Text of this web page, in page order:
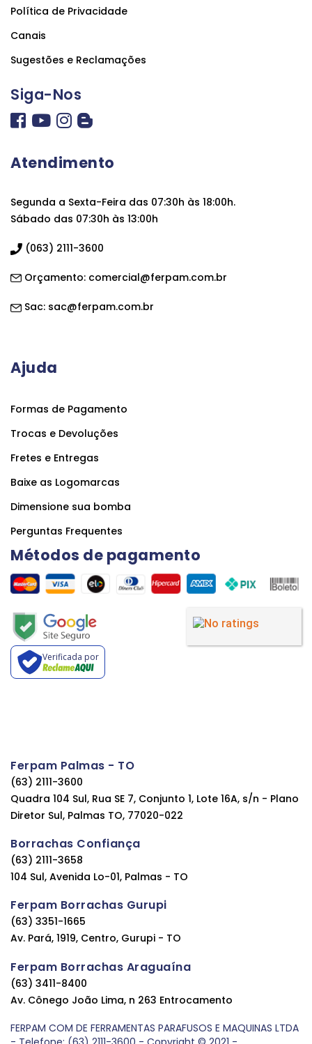
Política de Privacidade
Canais
Sugestões e Reclamações
Siga-Nos
Atendimento
Segunda a Sexta-Feira das 07:30h às 18:00h.
Sábado das 07:30h às 13:00h
(063) 2111-3600
Orçamento: comercial@ferpam.com.br
Sac: sac@ferpam.com.br
Ajuda
Formas de Pagamento
Trocas e Devoluções
Fretes e Entregas
Baixe as Logomarcas
Dimensione sua bomba
Perguntas Frequentes
Métodos de pagamento
Verificada por
Ferpam Palmas - TO
(63) 2111-3600
Quadra 104 Sul, Rua SE 7, Conjunto 1, Lote 16A, s/n - Plano
Diretor Sul, Palmas TO, 77020-022
Borrachas Confiança
(63) 2111-3658
104 Sul, Avenida Lo-01, Palmas - TO
Ferpam Borrachas Gurupi
(63) 3351-1665
Av. Pará, 1919, Centro, Gurupi - TO
Ferpam Borrachas Araguaína
(63) 3411-8400
Av. Cônego João Lima, n 263 Entrocamento
FERPAM COM DE FERRAMENTAS PARAFUSOS E MAQUINAS LTDA